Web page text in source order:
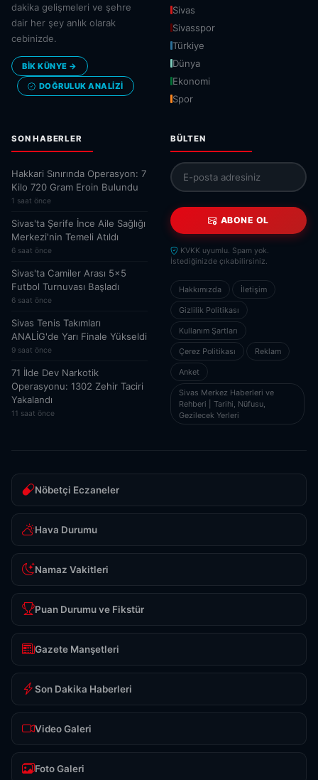
dakika gelişmeleri ve şehre
dair her şey anlık olarak
cebinizde.
BİK KÜNYE →
DOĞRULUK ANALIZI
Sivas
Sivasspor
Türkiye
Dünya
Ekonomi
Spor
SON HABERLER
Hakkari Sınırında Operasyon: 7
Kilo 720 Gram Eroin Bulundu
1 saat önce
Sivas'ta Şerife İnce Aile Sağlığı
Merkezi'nin Temeli Atıldı
6 saat önce
Sivas'ta Camiler Arası 5x5
Futbol Turnuvası Başladı
6 saat önce
Sivas Tenis Takımları
ANALİG'de Yarı Finale Yükseldi
9 saat önce
71 İlde Dev Narkotik
Operasyonu: 1302 Zehir Taciri
Yakalandı
11 saat önce
BÜLTEN
ABONE OL
KVKK uyumlu. Spam yok.
İstediğinizde çıkabilirsiniz.
Hakkımızda İletişim
Gizlilik Politikası
Kullanım Şartları
Çerez Politikası Reklam
Anket
Sivas Merkez Haberleri ve
Rehberi | Tarihi, Nüfusu,
Gezilecek Yerleri
Nöbetçi Eczaneler
Hava Durumu
Namaz Vakitleri
Puan Durumu ve Fikstür
Gazete Manşetleri
Son Dakika Haberleri
Video Galeri
Foto Galeri